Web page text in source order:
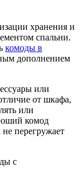
хранения и
спальни.
комоды в
дополнением
или
от шкафа,
или
комод
перегружает
с